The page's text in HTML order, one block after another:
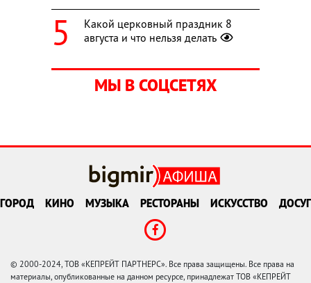
Какой церковный праздник 8
августа и что нельзя делать
МЫ В СОЦСЕТЯХ
ГОРОД КИНО МУЗЫКА РЕСТОРАНЫ ИСКУССТВО ДОСУГ
© 2000-2024, ТОВ «КЕПРЕЙТ ПАРТНЕРС». Все права защищены. Все права на
материалы, опубликованные на данном ресурсе, принадлежат ТОВ «КЕПРЕЙТ